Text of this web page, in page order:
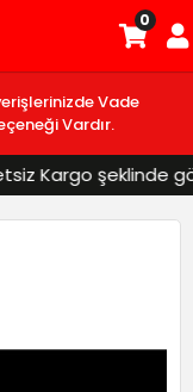
Vade
Vardır.
Kargo şeklinde
0